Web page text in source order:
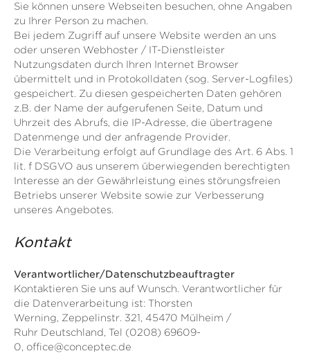
Sie können unsere Webseiten besuchen, ohne Angaben
zu Ihrer Person zu machen.
Bei jedem Zugriff auf unsere Website werden an uns
oder unseren Webhoster / IT-Dienstleister
Nutzungsdaten durch Ihren Internet Browser
übermittelt und in Protokolldaten (sog. Server-Logfiles)
gespeichert. Zu diesen gespeicherten Daten gehören
z.B. der Name der aufgerufenen Seite, Datum und
Uhrzeit des Abrufs, die IP-Adresse, die übertragene
Datenmenge und der anfragende Provider.
Die Verarbeitung erfolgt auf Grundlage des Art. 6 Abs. 1
lit. f DSGVO aus unserem überwiegenden berechtigten
Interesse an der Gewährleistung eines störungsfreien
Betriebs unserer Website sowie zur Verbesserung
unseres Angebotes.
Kontakt
Verantwortlicher/Datenschutzbeauftragter
Kontaktieren Sie uns auf Wunsch. Verantwortlicher für
die Datenverarbeitung ist: Thorsten
Werning, Zeppelinstr. 321, 45470 Mülheim /
Ruhr Deutschland, Tel (0208) 69609-
0, office@conceptec.de